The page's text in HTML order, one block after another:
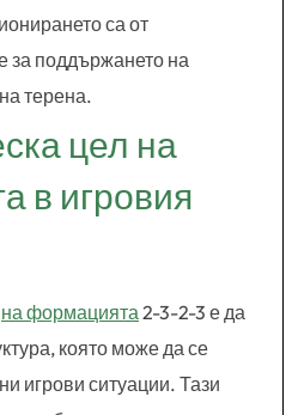
са от
за поддържането на
терена.
цел на
в игровия
на формацията2-3-2-3 е да
която може да се
игрови ситуации. Тази